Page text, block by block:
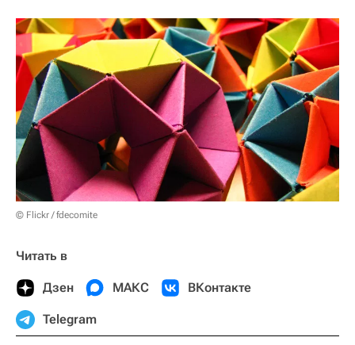
© Flickr / fdecomite
Читать в
Дзен МАКС ВКонтакте
Telegram